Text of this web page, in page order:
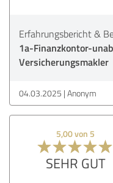
Erfahrungsbericht &
1a-Finanzkontor-
Versicherungsmakler
04.03.2025 Anonym
5,00 von 5
SEHR GUT